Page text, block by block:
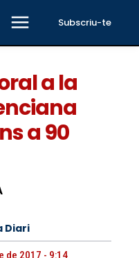
Subscriu-te
a la
a 90
Diari
de 2017 - 9:14